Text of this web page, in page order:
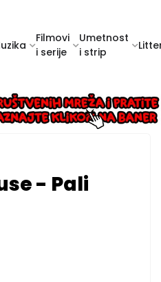
Filmovi
i serije
Umetnost
i strip
- Pali